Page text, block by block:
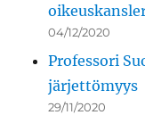
04/12/2020
Professori
järjettömyys
29/11/2020